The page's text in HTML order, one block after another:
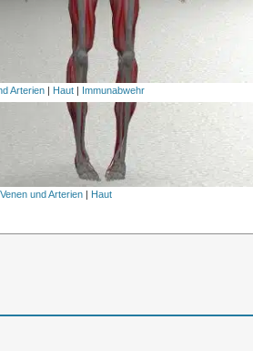
Arterien| Haut| Immunabwehr
Venen und Arterien | Haut